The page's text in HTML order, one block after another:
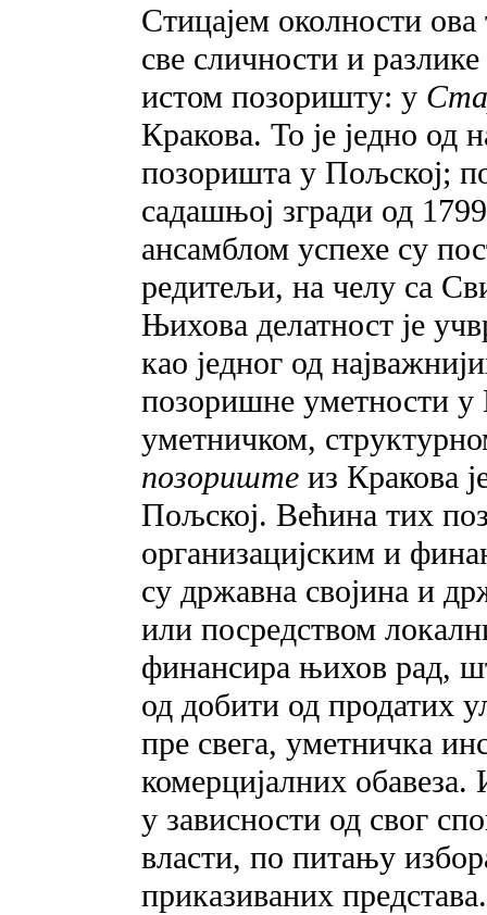
Стицајем околности
све сличности и
истом позоришту: у
Кракова. То је једно од
позоришта у Пољској;
садашњој згради од
ансамблом успехе су
редитељи, на челу са
Њихова делатност је
као једног од
позоришне уметности у
уметничком,
позориште из Кракова
Пољској. Већина тих
организацијским и
су државна својина и
или посредством
финансира њихов рад,
од добити од продатих
пре свега, уметничка
комерцијалних
у зависности од свог
власти, по питању
приказиваних представа.